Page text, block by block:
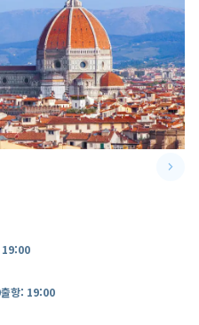
keyboard_arrow_right
19:00
출항: 19:00